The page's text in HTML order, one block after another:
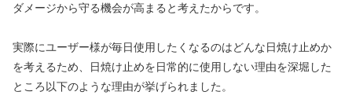
ダメージから守る機会が高まると考えたからです。
実際にユーザー様が毎日使用したくなるのはどんな日焼け止めか
を考えるため、日焼け止めを日常的に使用しない理由を深堀した
ところ以下のような理由が挙げられました。